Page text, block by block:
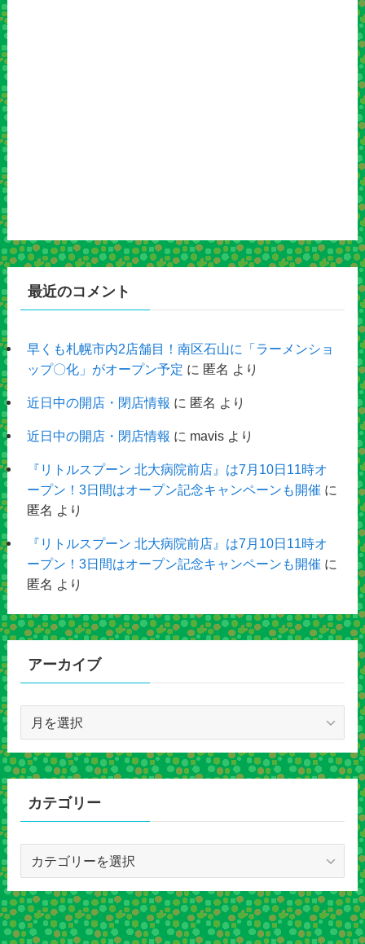
最近のコメント
早くも札幌市内2店舗目！南区石山に「ラーメンショ
ップ〇化」がオープン予定 に 匿名 より
近日中の開店・閉店情報 に 匿名 より
近日中の開店・閉店情報 に mavisより
『リトルスプーン 北大病院前店』は7月10日11時オ
ープン！3日間はオープン記念キャンペーンも開催 に
匿名 より
『リトルスプーン 北大病院前店』は7月10日11時オ
ープン！3日間はオープン記念キャンペーンも開催 に
匿名 より
アーカイブ
カ
イ
カテゴリー
ゴ
リ
ー